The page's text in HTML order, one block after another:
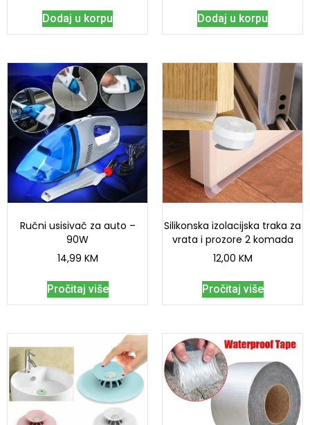
Dodaj u korpu Dodaj u korpu
Ručni usisivač za auto –
90W
14,99 KM
Pročitaj više
Silikonska izolacijska traka za
vrata i prozore 2 komada
12,00 KM
Pročitaj više